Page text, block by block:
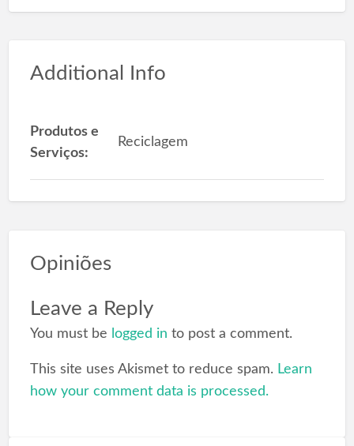
Additional Info
Produtos e
Serviços:
Reciclagem
Opiniões
Leave a Reply
You must be logged in to post a comment.
This site uses Akismet to reduce spam. Learn
how your comment data is processed.